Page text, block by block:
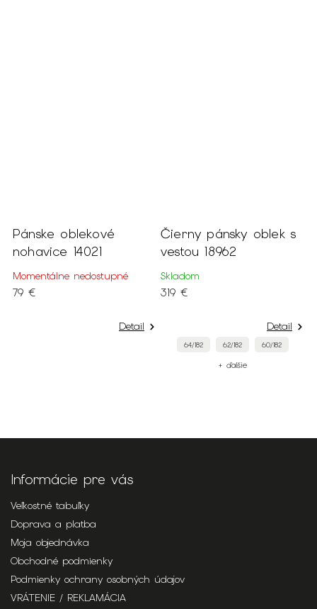
Pánske oblekové
nohavice 14021
Momentálne nedostupné
79 €
Detail
Čierny pánsky oblek s
vestou 18962
Skladom
319 €
Detail
64/182 62/182 60/182
+ ďalšie
Informácie pre vás
Veľkostné tabuľky
Doprava a platba
Moja objednávka
Obchodné podmienky
Podmienky ochrany osobných údajov
VRÁTENIE / REKLAMÁCIA